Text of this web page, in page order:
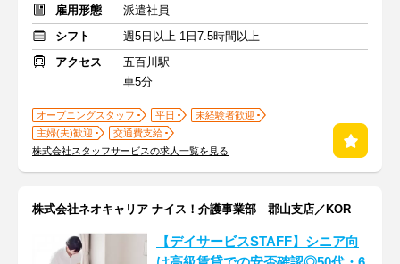
雇用形態
派遣社員
シフト
週5日以上 1日7.5時間以上
アクセス
五百川駅
車5分
オープニングスタッフ 平日
未経験者歓迎
主婦(夫)歓迎
交通費支給
株式会社スタッフサービスの求人一覧を見る
株式会社ネオキャリア ナイス！介護事業部 郡山支店／KOR
【デイサービスSTAFF】シニア向